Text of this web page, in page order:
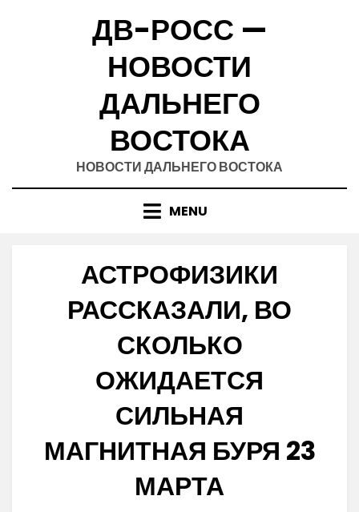
ДВ-РОСС —
НОВОСТИ
ДАЛЬНЕГО
ВОСТОКА
НОВОСТИ ДАЛЬНЕГО ВОСТОКА
MENU
АСТРОФИЗИКИ
РАССКАЗАЛИ, ВО
СКОЛЬКО
ОЖИДАЕТСЯ
СИЛЬНАЯ
МАГНИТНАЯ БУРЯ 23
МАРТА